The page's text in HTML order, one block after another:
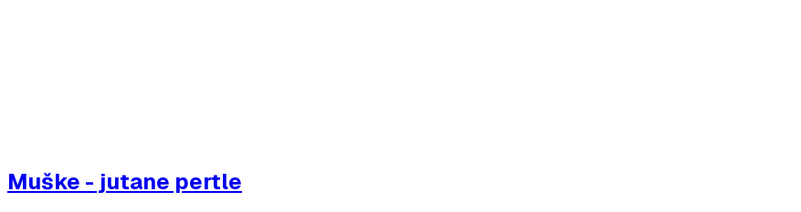
Muške - jutane pertle